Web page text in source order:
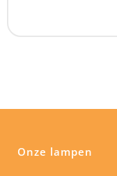
Onze lampen